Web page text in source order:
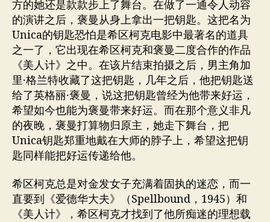
方的她还是款款步上了舞台。在做了一通令人动容
的演讲之后，褒曼从身上拿出一把钥匙。这把名为
Unica的钥匙恐怕是希区柯克电影中最著名的道具
之一了，它出现在希区柯克和褒曼二度合作的作品
《美人计》之中。在该片结束拍摄之后，男主角加
里·格兰特收藏了这把钥匙，几年之后，他把钥匙送
给了英格丽·褒曼，说这把钥匙曾经为他带来好运，
希望如今也能为褒曼带来好运。而在那个意义非凡
的夜晚，褒曼打算物归原主，她走下舞台，把
Unica钥匙郑重地戴在大师的脖子上，希望这把钥
匙同样能把好运传递给他。
希区柯克总是对金发女子充满着固执的迷恋，而一
直要到《爱德华大夫》（Spellbound，1945）和
《美人计》，希区柯克才找到了他所痴迷的理想载